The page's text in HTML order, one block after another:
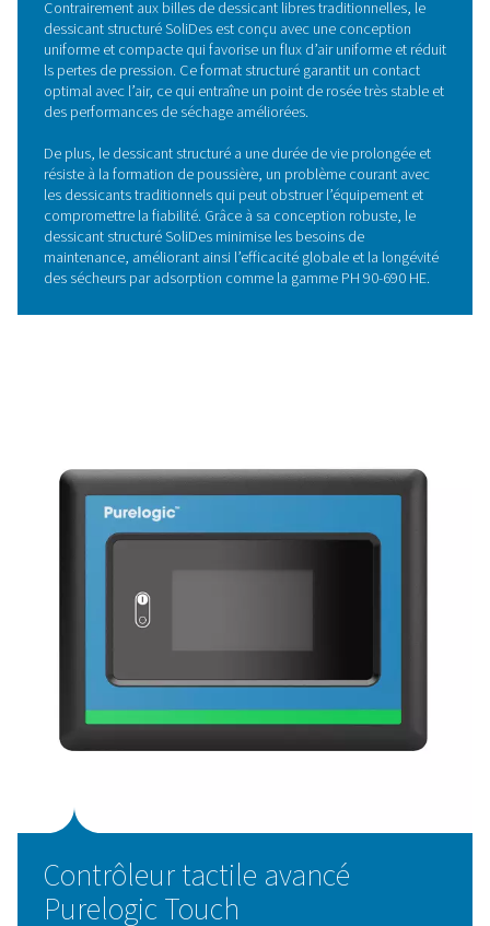
le dessicant structuré innovant de Pneumatech, qui
débit d'air uniforme, minimise les pertes de charge et
un point de rosée stable. Cette conception de pointe
la durée de vie du dessicant, empêche la
poussière et réduit les besoins d'entretien, offrant une
et une fiabilité supérieures pour les applications
Dessicant structuré SoliDes
Le dessicant structuré SoliDes représente une avancée